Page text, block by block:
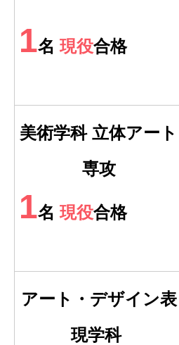
1名現役合格
美術学科 立体アート
専攻
1名現役合格
アート・デザイン表
現学科